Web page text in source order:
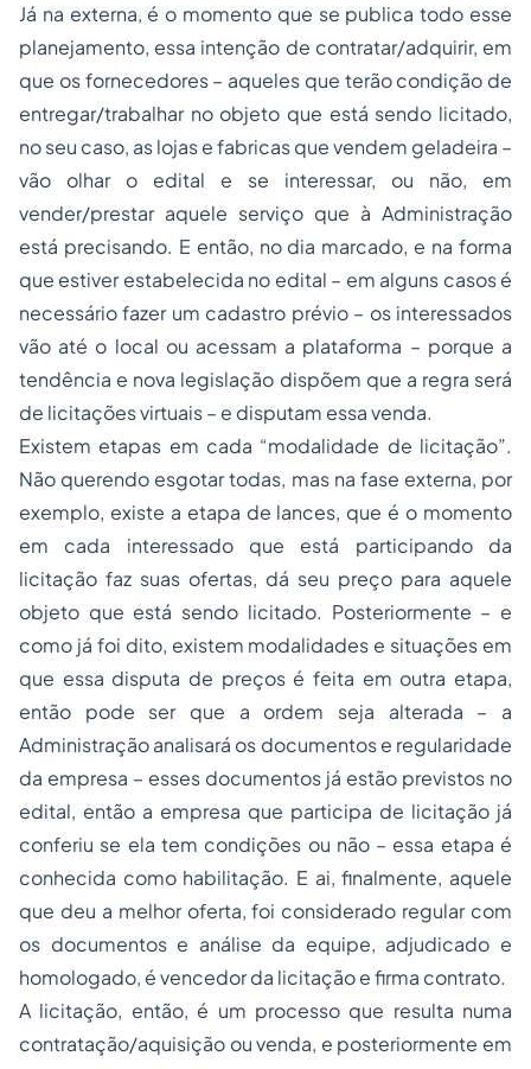
Já na externa, é o momento que se publica todo esse
planejamento, essa intenção de contratar/adquirir, em
que os fornecedores – aqueles que terão condição de
entregar/trabalhar no objeto que está sendo licitado,
no seu caso, as lojas e fabricas que vendem geladeira –
vão olhar o edital e se interessar, ou não, em
vender/prestar aquele serviço que à Administração
está precisando. E então, no dia marcado, e na forma
que estiver estabelecida no edital – em alguns casos é
necessário fazer um cadastro prévio – os interessados
vão até o local ou acessam a plataforma – porque a
tendência e nova legislação dispõem que a regra será
de licitações virtuais – e disputam essa venda.
Existem etapas em cada “modalidade de licitação”.
Não querendo esgotar todas, mas na fase externa, por
exemplo, existe a etapa de lances, que é o momento
em cada interessado que está participando da
licitação faz suas ofertas, dá seu preço para aquele
objeto que está sendo licitado. Posteriormente – e
como já foi dito, existem modalidades e situações em
que essa disputa de preços é feita em outra etapa,
então pode ser que a ordem seja alterada – a
Administração analisará os documentos e regularidade
da empresa – esses documentos já estão previstos no
edital, então a empresa que participa de licitação já
conferiu se ela tem condições ou não – essa etapa é
conhecida como habilitação. E ai, finalmente, aquele
que deu a melhor oferta, foi considerado regular com
os documentos e análise da equipe, adjudicado e
homologado, é vencedor da licitação e firma contrato.
A licitação, então, é um processo que resulta numa
contratação/aquisição ou venda, e posteriormente em